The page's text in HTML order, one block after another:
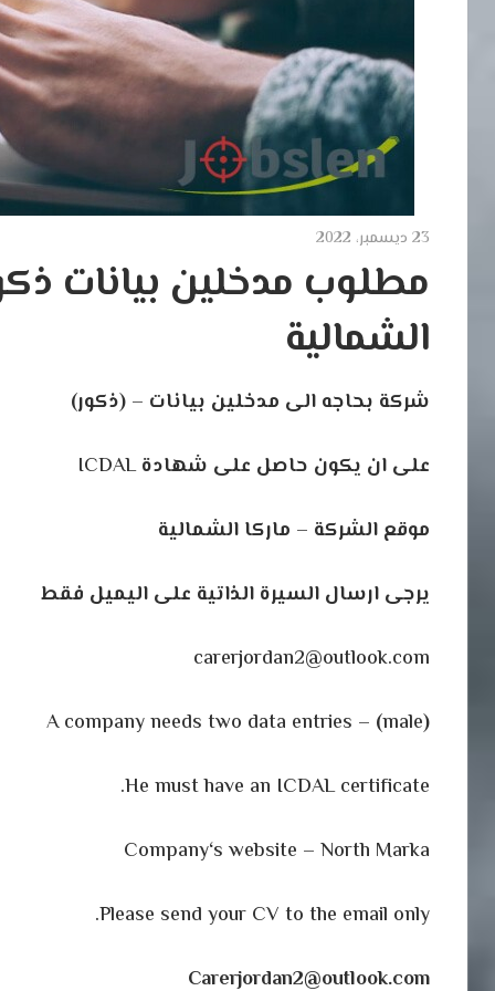
23 ديسمبر، 2022
مطلوب مدخلين بيانات
الشمالية
شركة بحاجه الى مدخلين بيانات –(ذكور)
على ان يكون حاصل على شهادةICDAL
موقع الشركة – ماركا الشمالية
يرجى ارسال السيرة الذاتية على اليميل فقط
carerjordan2@outlook.com
A company needs two data entries – (male)
He must have an ICDAL certificate.
Company‘s website – North Marka
Please send your CV to the email only.
Carerjordan2@outlook.com